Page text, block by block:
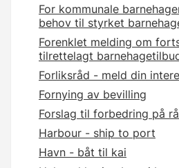
For kommunale
behov til styrket
Forenklet melding om
tilrettelagt
Forliksråd - meld din
Fornying av bevilling
Forslag til forbedring på
Harbour - ship to port
Havn - båt til kai